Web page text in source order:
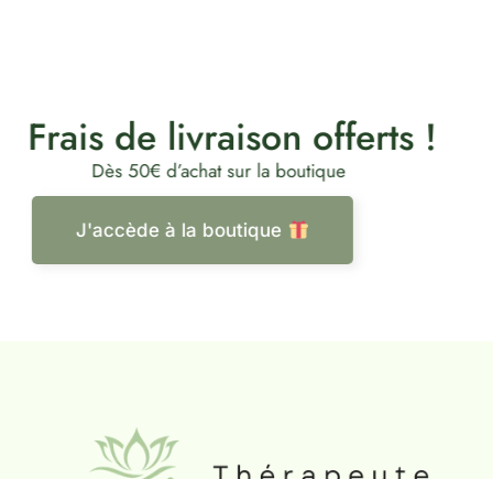
Frais de livraison offerts !
Dès 50€ d’achat sur la boutique
J'accède à la boutique